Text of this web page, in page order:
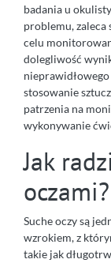
badania u
problemu,
celu
dolegliwość
nieprawidłowego
stosowanie
patrzenia na
wykonywanie
Jak
oczami?
Suche oczy są
wzrokiem, z
takie jak